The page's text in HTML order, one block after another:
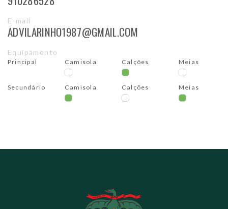
E-mail
ADVILARINHO1987@GMAIL.COM
Equipamento
Principal Camisola Calções Meias
Secundário Camisola Calções Meias